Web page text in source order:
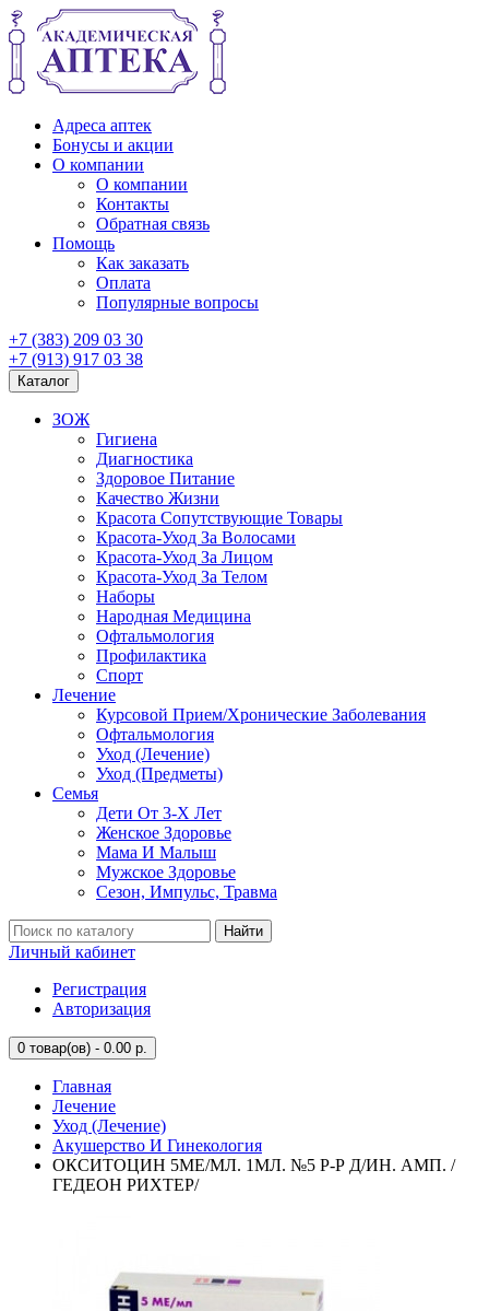
Адреса аптек
Бонусы и акции
О компании
О компании
Контакты
Обратная связь
Помощь
Как заказать
Оплата
Популярные вопросы
+7 (383) 209 03 30
+7 (913) 917 03 38
Каталог
ЗОЖ
Гигиена
Диагностика
Здоровое Питание
Качество Жизни
Красота Сопутствующие Товары
Красота-Уход За Волосами
Красота-Уход За Лицом
Красота-Уход За Телом
Наборы
Народная Медицина
Офтальмология
Профилактика
Спорт
Лечение
Курсовой Прием/Хронические Заболевания
Офтальмология
Уход (Лечение)
Уход (Предметы)
Семья
Дети От 3-Х Лет
Женское Здоровье
Мама И Малыш
Мужское Здоровье
Сезон, Импульс, Травма
Найти
Личный кабинет
Регистрация
Авторизация
0 товар(ов) - 0.00 р.
Главная
Лечение
Уход (Лечение)
Акушерство И Гинекология
ОКСИТОЦИН 5МЕ/МЛ. 1МЛ. №5 Р-Р Д/ИН. АМП. /
ГЕДЕОН РИХТЕР/